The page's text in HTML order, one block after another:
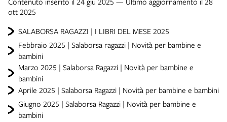
SALABORSA RAGAZZI | I LIBRI DEL MESE 2025
Febbraio 2025 | Salaborsa ragazzi | Novità per bambine e
bambini
Marzo 2025 | Salaborsa Ragazzi | Novità per bambine e
bambini
Aprile 2025 | Salaborsa Ragazzi | Novità per bambine e bambini
Giugno 2025 | Salaborsa Ragazzi | Novità per bambine e
bambini
ott 2025